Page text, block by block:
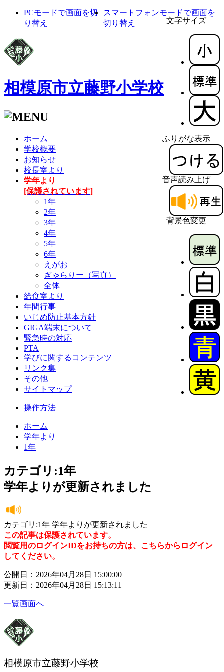
文字サイズ
ふりがな表示
音声読み上げ
背景色変更
PCモードで画面を切
り替え
スマートフォンモードで画面を
切り替え
相模原市立藤野小学校
ホーム
学校概要
お知らせ
校長室より
学年より
[保護されています]
1年
2年
3年
4年
5年
6年
えがお
ぎゃらりー（写真）
全体
給食室より
年間行事
いじめ防止基本方針
GIGA端末について
緊急時の対応
PTA
学びに関するコンテンツ
リンク集
その他
サイトマップ
操作方法
ホーム
学年より
1年
カテゴリ:1年
学年よりが更新されました
カテゴリ:1年 学年よりが更新されました
この記事は保護されています。
閲覧用のログインIDをお持ちの方は、 こちらからログイン
してください。
公開日：2026年04月28日 15:00:00
更新日：2026年04月28日 15:13:11
一覧画面へ
相模原市立藤野小学校